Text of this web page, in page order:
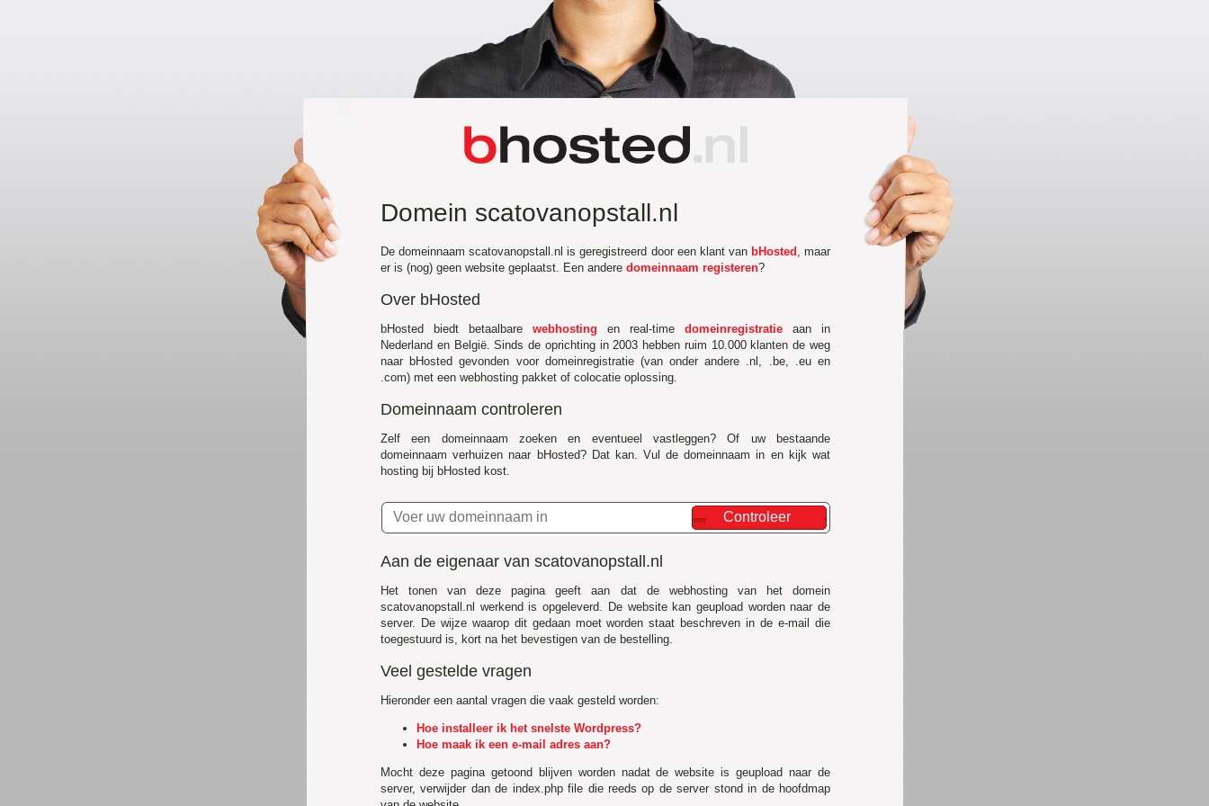
Domein scatovanopstall.nl
De domeinnaam scatovanopstall.nl is geregistreerd door een klant van bHosted
, maar
er is (nog) geen website geplaatst. Een andere domeinnaam registeren?
Over bHosted
bHosted biedt betaalbare webhosting en real-time domeinregistratie aan in
Nederland en België. Sinds de oprichting in 2003 hebben ruim 10.000 klanten de weg
naar bHosted gevonden voor domeinregistratie (van onder andere .nl, .be, .eu en
.com) met een webhosting pakket of colocatie oplossing.
Domeinnaam controleren
Zelf een domeinnaam zoeken en eventueel vastleggen? Of uw bestaande
domeinnaam verhuizen naar bHosted? Dat kan. Vul de domeinnaam in en kijk wat
hosting bij bHosted kost.
Controleer
Aan de eigenaar van scatovanopstall.nl
Het tonen van deze pagina geeft aan dat de webhosting van het domein
scatovanopstall.nl werkend is opgeleverd. De website kan geupload worden naar de
server. De wijze waarop dit gedaan moet worden staat beschreven in de e-mail die
toegestuurd is, kort na het bevestigen van de bestelling.
Veel gestelde vragen
Hieronder een aantal vragen die vaak gesteld worden:
Hoe installeer ik het snelste Wordpress?
Hoe maak ik een e-mail adres aan?
Mocht deze pagina getoond blijven worden nadat de website is geupload naar de
server, verwijder dan de index.php file die reeds op de server stond in de hoofdmap